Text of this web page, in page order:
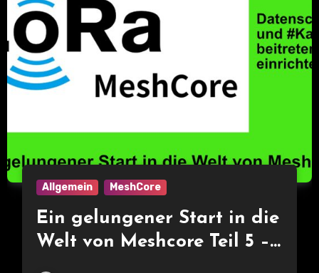
Allgemein MeshCore
Ein gelungener Start in die
Welt von Meshcore Teil 5 –